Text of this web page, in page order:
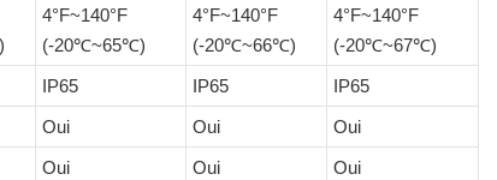
4°F~140°F
(-20℃~65℃)
4°F~140°F
(-20℃~66℃)
4°F~140°F
(-20℃~67℃)
IP65 IP65 IP65
Oui Oui
Oui
Oui Oui
Oui